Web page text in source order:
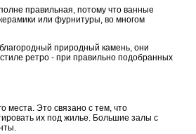
правильная, потому что ванные
или фурнитуры, во многом
природный камень, они
ретро - при правильно подобранных
места. Это связано с тем, что
их под жилье. Большие залы с